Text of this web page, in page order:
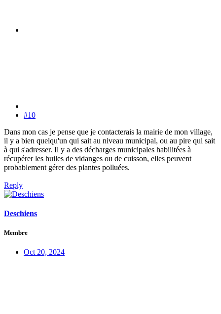
#10
Dans mon cas je pense que je contacterais la mairie de mon village,
il y a bien quelqu'un qui sait au niveau municipal, ou au pire qui sait
à qui s'adresser. Il y a des décharges municipales habilitées à
récupérer les huiles de vidanges ou de cuisson, elles peuvent
probablement gérer des plantes polluées.
Reply
Deschiens
Membre
Oct 20, 2024